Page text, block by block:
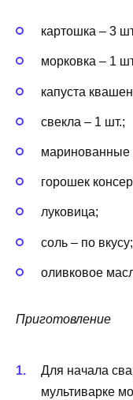
картошка – 3
морковка – 1
капуста
свекла – 1 шт.;
маринованные
горошек
луковица;
соль – по вкусу;
оливковое
Приготовление
Для начала
мультиварке